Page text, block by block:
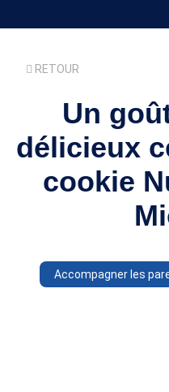
RETOUR
Un
délicieux
cookie
Accompagner les